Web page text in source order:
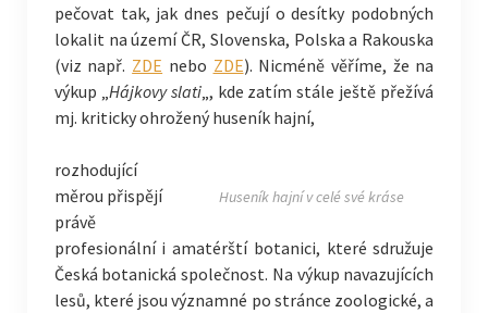
pečovat tak, jak dnes pečují o desítky podobných
lokalit na území ČR, Slovenska, Polska a Rakouska
(viz např. ZDE nebo ZDE). Nicméně věříme, že na
výkup „Hájkovy slati„, kde zatím stále ještě přežívá
mj. kriticky ohrožený huseník hajní,
Huseník hajní v celé své kráse
rozhodující
měrou přispějí
právě
profesionální i amatérští botanici, které sdružuje
Česká botanická společnost. Na výkup navazujících
lesů, které jsou významné po stránce zoologické, a